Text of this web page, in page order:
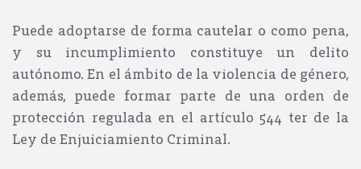
Puede adoptarse de forma cautelar o como pena,
y su incumplimiento constituye un delito
autónomo. En el ámbito de la violencia de género,
además, puede formar parte de una orden de
protección regulada en el artículo 544 ter de la
Ley de Enjuiciamiento Criminal.